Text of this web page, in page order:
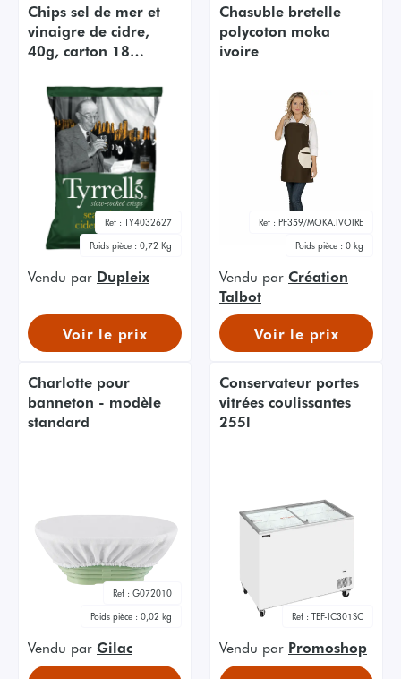
Chips sel de mer et
vinaigre de cidre,
40g, carton 18
Ref : TY4032627
Poids pièce : 0,72 Kg
Vendu par Dupleix
Voir le prix
Chasuble bretelle
polycoton moka
ivoire
Ref : PF359/MOKA.IVOIRE
Poids pièce : 0 kg
Vendu par Création
Talbot
Voir le prix
Charlotte pour
banneton - modèle
standard
Ref : G072010
Poids pièce : 0,02 kg
Vendu par Gilac
Conservateur portes
vitrées coulissantes
255l
Ref : TEF-IC301SC
Vendu par Promoshop